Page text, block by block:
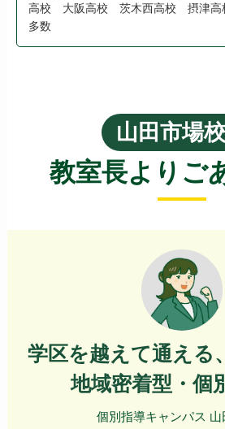
高校 大阪高校 茨木西高校 摂津高
多数
山田市場
教室長よりご
学区を越えて通える
地域密着型・個
個別指導キャンパス